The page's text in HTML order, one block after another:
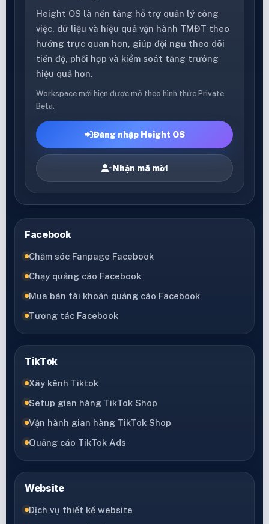
Height OS là nền tảng hỗ trợ quản lý công
việc, dữ liệu và hiệu quả vận hành TMĐT theo
hướng trực quan hơn, giúp đội ngũ theo dõi
tiến độ, phối hợp và kiểm soát tăng trưởng
hiệu quả hơn.
Workspace mới hiện được mở theo hình thức Private
Beta.
Đăng nhập Height OS
Nhận mã mời
Facebook
Chăm sóc Fanpage Facebook
Chạy quảng cáo Facebook
Mua bán tài khoản quảng cáo Facebook
Tương tác Facebook
TikTok
Xây kênh Tiktok
Setup gian hàng TikTok Shop
Vận hành gian hàng TikTok Shop
Quảng cáo TikTok Ads
Website
Dịch vụ thiết kế website